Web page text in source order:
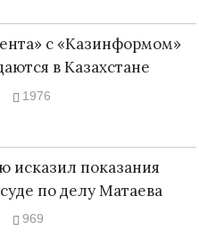
с «Казинформом»
в Казахстане
1976
исказил показания
по делу Матаева
969